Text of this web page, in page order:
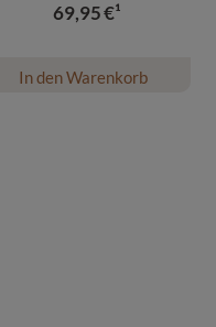
69,95€¹
In den Warenkorb